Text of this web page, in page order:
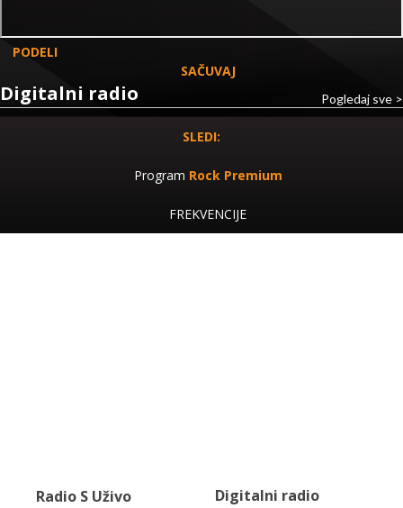
PODELI
SAČUVAJ
Digitalni radio Pogledaj sve >
SLEDI:
Program Rock Premium
FREKVENCIJE
Radio S Uživo Digitalni radio